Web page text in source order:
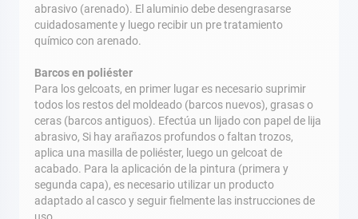
abrasivo (arenado). El aluminio debe desengrasarse
cuidadosamente y luego recibir un pre tratamiento
químico con arenado.
Barcos en poliéster
Para los gelcoats, en primer lugar es necesario suprimir
todos los restos del moldeado (barcos nuevos), grasas o
ceras (barcos antiguos). Efectúa un lijado con papel de lija
abrasivo, Si hay arañazos profundos o faltan trozos,
aplica una masilla de poliéster, luego un gelcoat de
acabado. Para la aplicación de la pintura (primera y
segunda capa), es necesario utilizar un producto
adaptado al casco y seguir fielmente las instrucciones de